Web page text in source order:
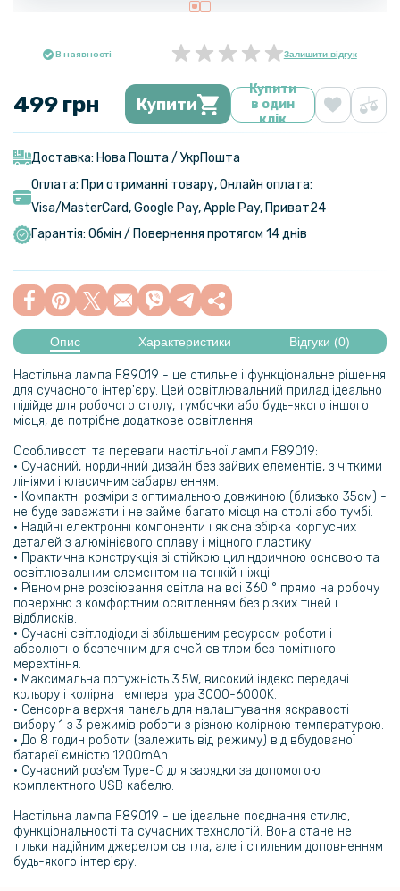
В наявності Залишити відгук
499 грн Купити
Купити
в один
клік
Доставка: Нова Пошта / УкрПошта
Оплата: При отриманні товару, Онлайн оплата:
Visa/MasterСard, Google Pay, Apple Pay, Приват24
Гарантія: Обмін / Повернення протягом 14 днів
Опис Характеристики Відгуки (0)
Настільна лампа F89019 - це стильне і функціональне рішення
для сучасного інтер'єру. Цей освітлювальний прилад ідеально
підійде для робочого столу, тумбочки або будь-якого іншого
місця, де потрібне додаткове освітлення.
Особливості та переваги настільної лампи F89019:
• Сучасний, нордичний дизайн без зайвих елементів, з чіткими
лініями і класичним забарвленням.
• Компактні розміри з оптимальною довжиною (близько 35см) -
не буде заважати і не займе багато місця на столі або тумбі.
• Надійні електронні компоненти і якісна збірка корпусних
деталей з алюмінієвого сплаву і міцного пластику.
• Практична конструкція зі стійкою циліндричною основою та
освітлювальним елементом на тонкій ніжці.
• Рівномірне розсіювання світла на всі 360 ° прямо на робочу
поверхню з комфортним освітленням без різких тіней і
відблисків.
• Сучасні світлодіоди зі збільшеним ресурсом роботи і
абсолютно безпечним для очей світлом без помітного
мерехтіння.
• Максимальна потужність 3.5W, високий індекс передачі
кольору і колірна температура 3000-6000K.
• Сенсорна верхня панель для налаштування яскравості і
вибору 1 з 3 режимів роботи з різною колірною температурою.
• До 8 годин роботи (залежить від режиму) від вбудованої
батареї ємністю 1200mAh.
• Сучасний роз'єм Type-C для зарядки за допомогою
комплектного USB кабелю.
Настільна лампа F89019 - це ідеальне поєднання стилю,
функціональності та сучасних технологій. Вона стане не
тільки надійним джерелом світла, але і стильним доповненням
будь-якого інтер'єру.